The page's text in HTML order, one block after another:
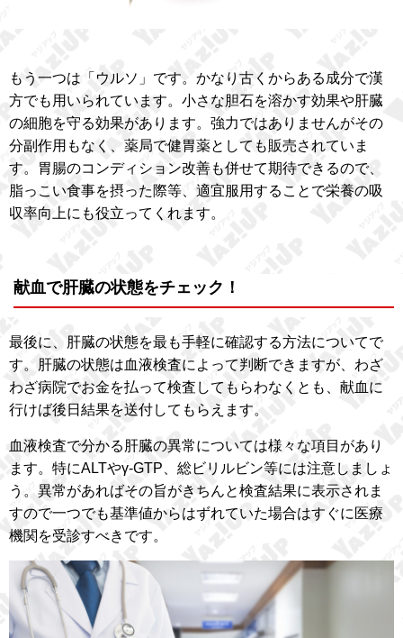
もう一つは「ウルソ」です。かなり古くからある成分で漢
方でも用いられています。小さな胆石を溶かす効果や肝臓
の細胞を守る効果があります。強力ではありませんがその
分副作用もなく、薬局で健胃薬としても販売されていま
す。胃腸のコンディション改善も併せて期待できるので、
脂っこい食事を摂った際等、適宜服用することで栄養の吸
収率向上にも役立ってくれます。
献血で肝臓の状態をチェック！
最後に、肝臓の状態を最も手軽に確認する方法についてで
す。肝臓の状態は血液検査によって判断できますが、わざ
わざ病院でお金を払って検査してもらわなくとも、献血に
行けば後日結果を送付してもらえます。
血液検査で分かる肝臓の異常については様々な項目があり
ます。特にALTやγ-GTP、総ビリルビン等には注意しましょ
う。異常があればその旨がきちんと検査結果に表示されま
すので一つでも基準値からはずれていた場合はすぐに医療
機関を受診すべきです。